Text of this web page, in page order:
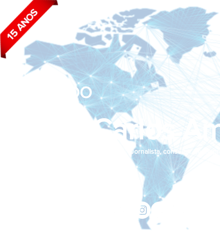
João Carlos
BLOG DO
Jornalista, consultor de